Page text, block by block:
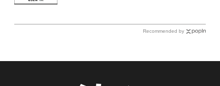
Recommended by